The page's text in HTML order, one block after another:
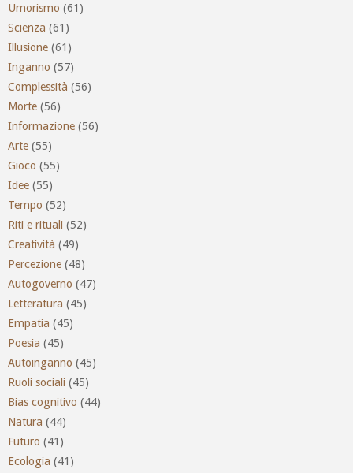
Umorismo (61)
Scienza (61)
Illusione (61)
Inganno (57)
Complessità (56)
Morte (56)
Informazione (56)
Arte (55)
Gioco (55)
Idee (55)
Tempo (52)
Riti e rituali (52)
Creatività (49)
Percezione (48)
Autogoverno (47)
Letteratura (45)
Empatia (45)
Poesia (45)
Autoinganno (45)
Ruoli sociali (45)
Bias cognitivo (44)
Natura (44)
Futuro (41)
Ecologia (41)